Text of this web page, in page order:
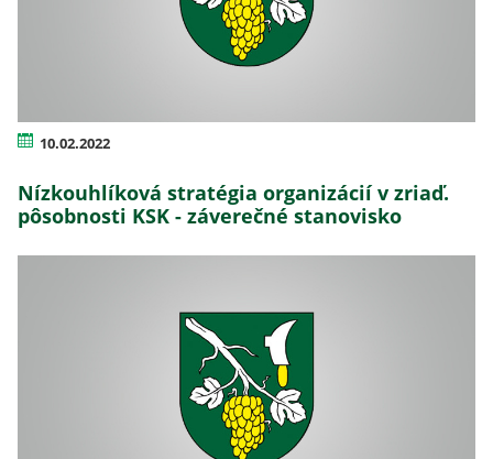
10.02.2022
Nízkouhlíková stratégia organizácií v zriaď.
pôsobnosti KSK - záverečné stanovisko